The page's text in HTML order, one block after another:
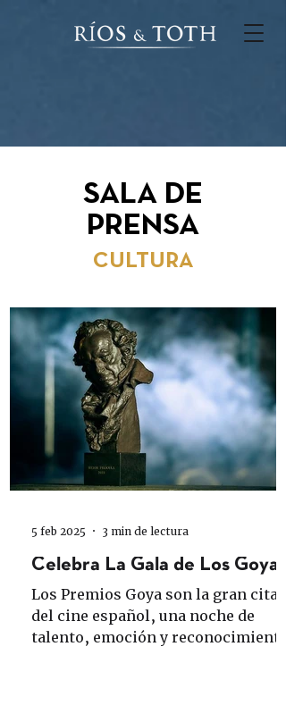
SALA DE
PRENSA
CULTURA
Celebra La Gala de Los Goya
Los Premios Goya son la gran cita
del cine español, una noche de
talento, emoción y reconocimiento.
5 feb 2025 3 min de lectura